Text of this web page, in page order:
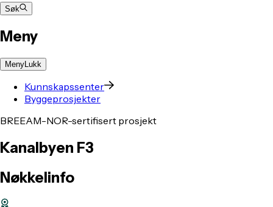
Søk
Meny
MenyLukk
Kunnskapssenter
Byggeprosjekter
BREEAM-NOR-sertifisert prosjekt
Kanalbyen F3
Nøkkelinfo